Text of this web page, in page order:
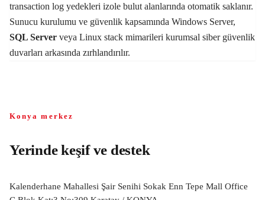
transaction log yedekleri izole bulut alanlarında otomatik saklanır.
Sunucu kurulumu ve güvenlik kapsamında Windows Server,
SQL Server veya Linux stack mimarileri kurumsal siber güvenlik
duvarları arkasında zırhlandırılır.
Konya merkez
Yerinde keşif ve destek
Kalenderhane Mahallesi Şair Senihi Sokak Enn Tepe Mall Office